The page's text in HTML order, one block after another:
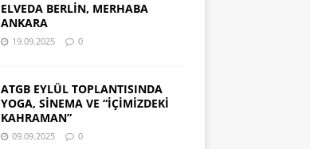
ELVEDA BERLİN, MERHABA
ANKARA
19.09.2025 0
ATGB EYLÜL TOPLANTISINDA
YOGA, SİNEMA VE “İÇİMİZDEKİ
KAHRAMAN”
09.09.2025 0